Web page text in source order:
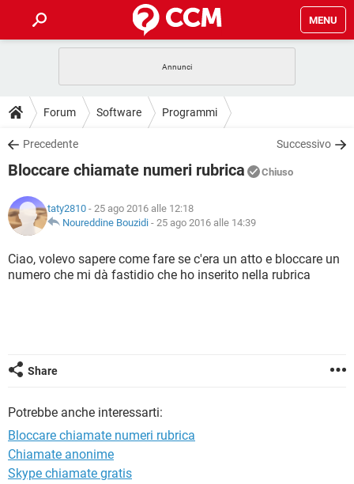
MENU
INTRATTENIMENTO ANDROID
iOS
INSTAGRAM WHATSAPP
TIKTOK
HARDWARE
GUIDE
COVID-19 GAMING
INSTAGRAM WHATSAPP
TIKTOK
HARDWARE
DOWNLOAD
COVID-19 GAMING
INTRATTENIMENTO
iOS WINDOWS 10
INSTAGRAM WHATSAPP
TIKTOK FACEBOOK
COVID-19 GAMING
INTRATTENIMENTO
iOS WINDOWS 10
GLOSSARIO
COVID-19 GAMING
INTRATTENIMENTO ANDROID
TIKTOK
Forum Software Programmi
Precedente Successivo
Bloccare chiamate numeri rubrica Chiuso
taty2810 - 25 ago 2016 alle 12:18
Noureddine Bouzidi - 25 ago 2016 alle 14:39
Ciao, volevo sapere come fare se c'era un atto e bloccare un
numero che mi dà fastidio che ho inserito nella rubrica
Share
Potrebbe anche interessarti:
Bloccare chiamate numeri rubrica
Chiamate anonime
Skype chiamate gratis